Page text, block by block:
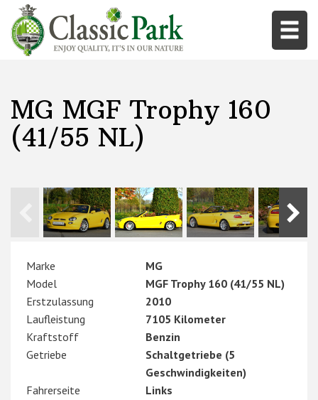
MG MGF Trophy 160
(41/55 NL)
Marke
MG
Model
MGF Trophy 160 (41/55 NL)
Erstzulassung
2010
Laufleistung
7105 Kilometer
Kraftstoff
Benzin
Getriebe
Schaltgetriebe (5
Geschwindigkeiten)
Fahrerseite
Links